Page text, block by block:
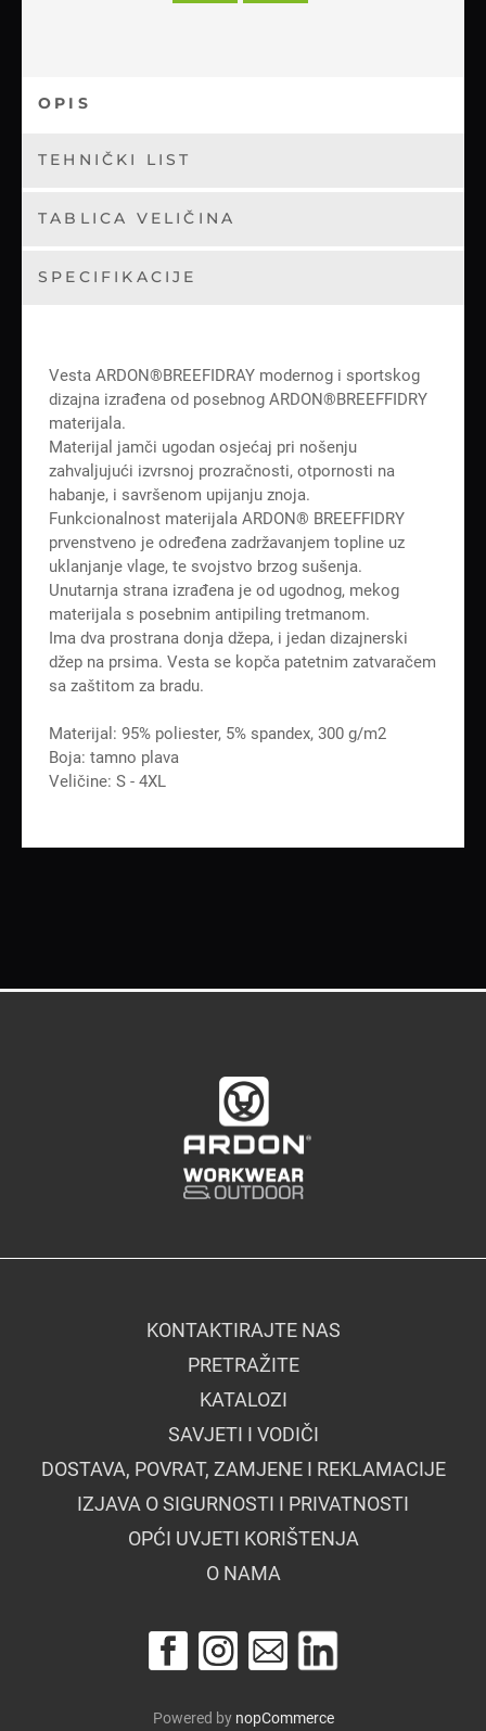
OPIS
TEHNIČKI LIST
TABLICA VELIČINA
SPECIFIKACIJE
Vesta ARDON®BREEFIDRAY modernog i sportskog
dizajna izrađena od posebnog ARDON®BREEFFIDRY
materijala.
Materijal jamči ugodan osjećaj pri nošenju
zahvaljujući izvrsnoj prozračnosti, otpornosti na
habanje, i savršenom upijanju znoja.
Funkcionalnost materijala ARDON® BREEFFIDRY
prvenstveno je određena zadržavanjem topline uz
uklanjanje vlage, te svojstvo brzog sušenja.
Unutarnja strana izrađena je od ugodnog, mekog
materijala s posebnim antipiling tretmanom.
Ima dva prostrana donja džepa, i jedan dizajnerski
džep na prsima. Vesta se kopča patetnim zatvaračem
sa zaštitom za bradu.
Materijal: 95% poliester, 5% spandex, 300 g/m2
Boja: tamno plava
Veličine: S - 4XL
KONTAKTIRAJTE NAS
PRETRAŽITE
KATALOZI
SAVJETI I VODIČI
DOSTAVA, POVRAT, ZAMJENE I REKLAMACIJE
IZJAVA O SIGURNOSTI I PRIVATNOSTI
OPĆI UVJETI KORIŠTENJA
O NAMA
Powered by nopCommerce